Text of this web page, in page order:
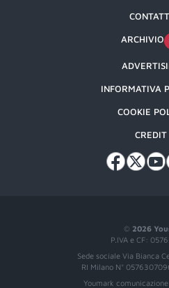
© 2026
P.IVA e CF:
Sede sociale Via Bianca
RI Milano N°
Youmark
ARCHIVIO
INFORMATIVA
COOKIE
CREDIT